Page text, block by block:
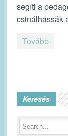
segíti a
csinálhassák
Tovább
Keresés